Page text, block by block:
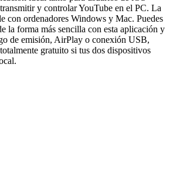
y controlar YouTube en el PC. La
con ordenadores Windows y Mac. Puedes
la forma más sencilla con esta aplicación y
de emisión, AirPlay o conexión USB,
gratuito si tus dos dispositivos